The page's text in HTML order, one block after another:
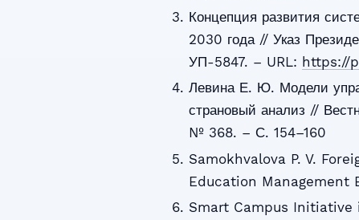
Концепция развития
2030 года // Указ
УП-5847. – URL: https://
Левина Е. Ю. Модели
страновый анализ //
№ 368. – С. 154–160
Samokhvalova P. V.
Education Management
Smart Campus